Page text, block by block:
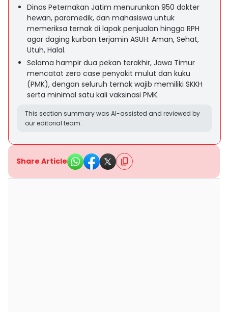
Dinas Peternakan Jatim menurunkan 950 dokter
hewan, paramedik, dan mahasiswa untuk
memeriksa ternak di lapak penjualan hingga RPH
agar daging kurban terjamin ASUH: Aman, Sehat,
Utuh, Halal.
Selama hampir dua pekan terakhir, Jawa Timur
mencatat zero case penyakit mulut dan kuku
(PMK), dengan seluruh ternak wajib memiliki SKKH
serta minimal satu kali vaksinasi PMK.
This section summary was AI-assisted and reviewed by
our editorial team.
Share Article